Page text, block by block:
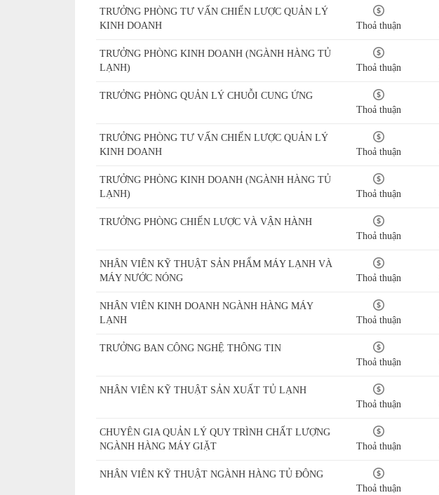
TRƯỞNG PHÒNG TƯ VẤN CHIẾN LƯỢC QUẢN LÝ
KINH DOANH
Thoả thuận
TRƯỞNG PHÒNG KINH DOANH (NGÀNH HÀNG TỦ
LẠNH)
Thoả thuận
TRƯỞNG PHÒNG QUẢN LÝ CHUỖI CUNG ỨNG
Thoả thuận
TRƯỞNG PHÒNG TƯ VẤN CHIẾN LƯỢC QUẢN LÝ
KINH DOANH
Thoả thuận
TRƯỞNG PHÒNG KINH DOANH (NGÀNH HÀNG TỦ
LẠNH)
Thoả thuận
TRƯỞNG PHÒNG CHIẾN LƯỢC VÀ VẬN HÀNH
Thoả thuận
NHÂN VIÊN KỸ THUẬT SẢN PHẨM MÁY LẠNH VÀ
MÁY NƯỚC NÓNG
Thoả thuận
NHÂN VIÊN KINH DOANH NGÀNH HÀNG MÁY
LẠNH
Thoả thuận
TRƯỞNG BAN CÔNG NGHỆ THÔNG TIN
Thoả thuận
NHÂN VIÊN KỸ THUẬT SẢN XUẤT TỦ LẠNH
Thoả thuận
CHUYÊN GIA QUẢN LÝ QUY TRÌNH CHẤT LƯỢNG
NGÀNH HÀNG MÁY GIẶT
Thoả thuận
NHÂN VIÊN KỸ THUẬT NGÀNH HÀNG TỦ ĐÔNG
Thoả thuận